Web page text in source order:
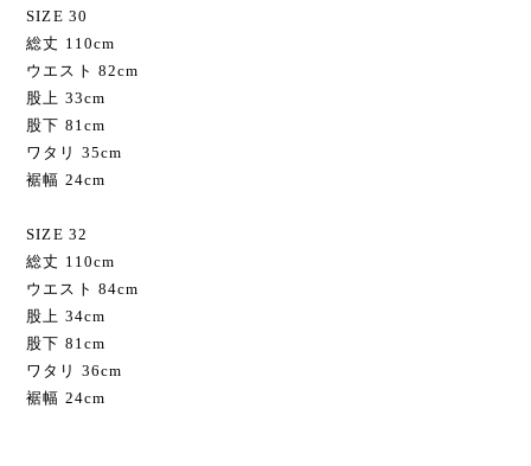
SIZE 30
総丈 110cm
ウエスト 82cm
股上 33cm
股下 81cm
ワタリ 35cm
裾幅 24cm
SIZE 32
総丈 110cm
ウエスト 84cm
股上 34cm
股下 81cm
ワタリ 36cm
裾幅 24cm